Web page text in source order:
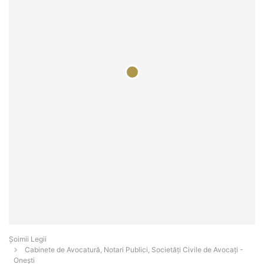
Șoimii Legii
Cabinete de Avocatură, Notari Publici, Societăți Civile de Avocați -
Oneşti